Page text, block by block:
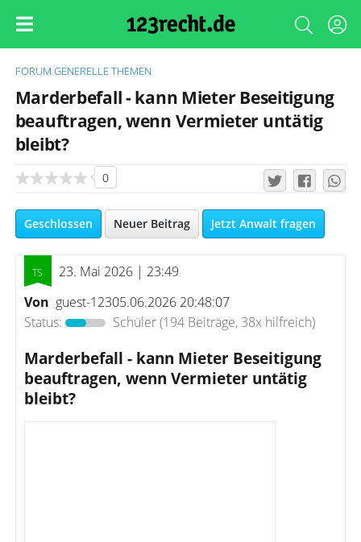
FORUM GENERELLE THEMEN
Marderbefall - kann Mieter Beseitigung
beauftragen, wenn Vermieter untätig
bleibt?
0
Geschlossen Neuer Beitrag Jetzt Anwalt fragen
23. Mai 2026 | 23:49
Von guest-12305.06.2026 20:48:07
Status:
Schüler(194 Beiträge, 38x hilfreich)
Marderbefall - kann Mieter Beseitigung
beauftragen, wenn Vermieter untätig
bleibt?